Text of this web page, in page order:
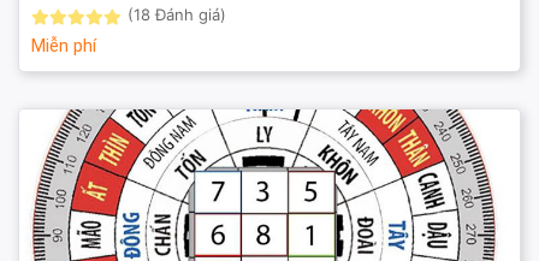
(18 Đánh giá)
Miễn phí